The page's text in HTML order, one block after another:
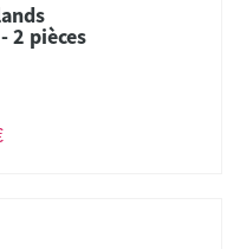
2 pièces